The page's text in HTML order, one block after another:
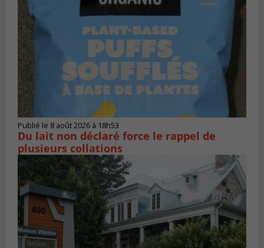
Publié le 8 août 2026 à 18h53
Du lait non déclaré force le rappel de
plusieurs collations